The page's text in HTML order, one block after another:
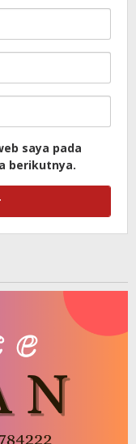
saya pada
berikutnya.